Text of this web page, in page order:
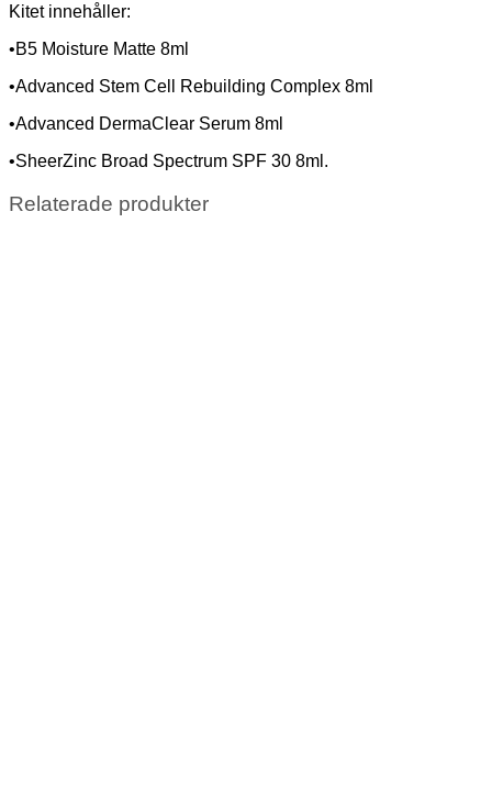
Kitet innehåller:
•B5 Moisture Matte 8ml
•Advanced Stem Cell Rebuilding Complex 8ml
•Advanced DermaClear Serum 8ml
•SheerZinc Broad Spectrum SPF 30 8ml.
Relaterade produkter